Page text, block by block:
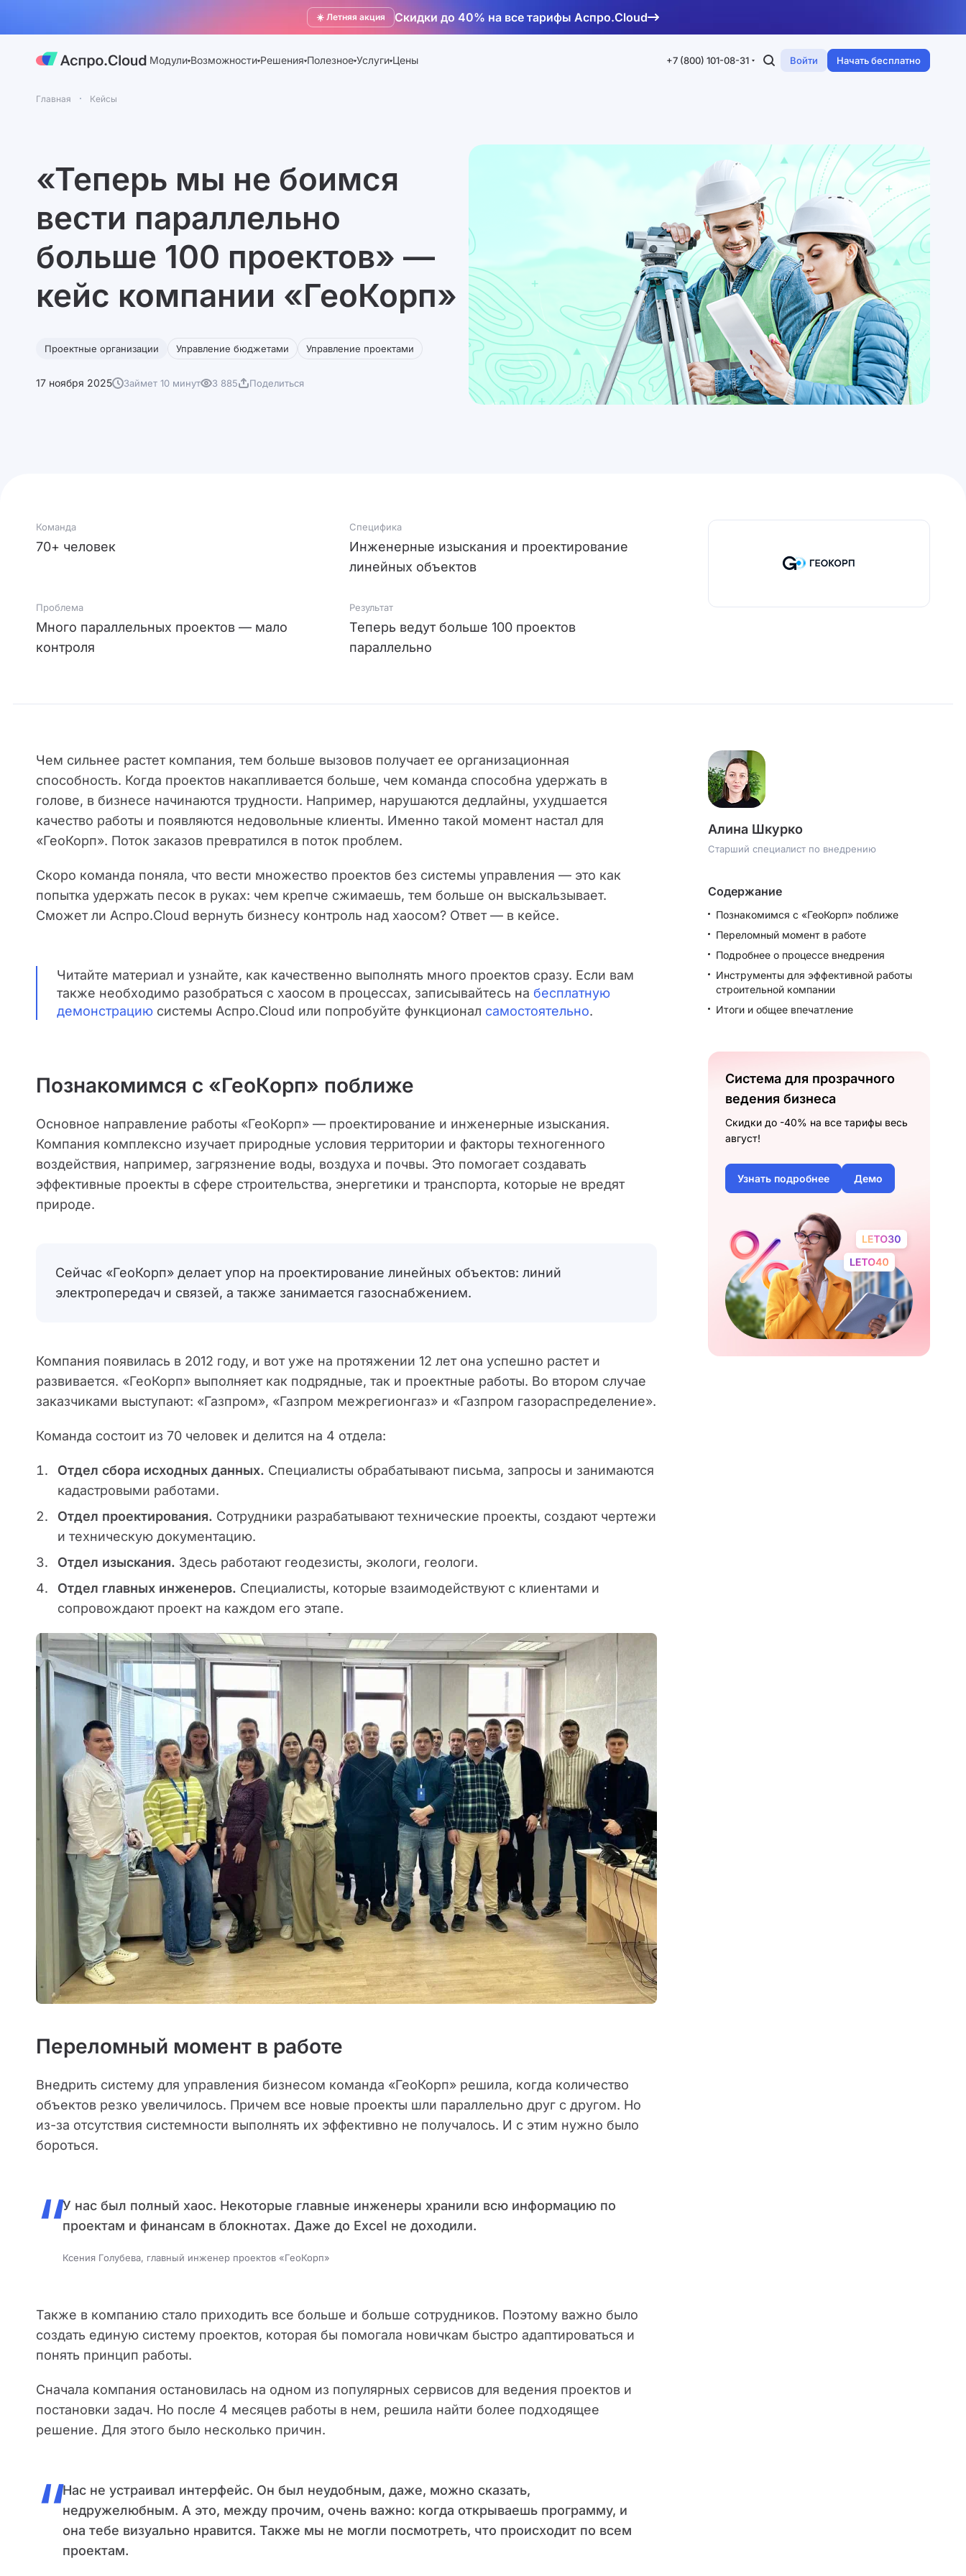
☀️ Летняя акция Скидки до 40% на все тарифы Аспро.Cloud
Модули Возможности Решения Полезное Услуги Цены +7 (800) 101-08-31 Войти Начать бесплатно
Главная Кейсы
«Теперь мы не боимся
вести параллельно
больше 100 проектов» —
кейс компании «ГеоКорп»
Проектные организации Управление бюджетами Управление проектами
17 ноября 2025 Займет 10 минут 3 885 Поделиться
Команда
70+ человек
Специфика
Инженерные изыскания и проектирование
линейных объектов
Проблема
Много параллельных проектов — мало
контроля
Результат
Теперь ведут больше 100 проектов
параллельно
Чем сильнее растет компания, тем больше вызовов получает ее организационная
способность. Когда проектов накапливается больше, чем команда способна удержать в
голове, в бизнесе начинаются трудности. Например, нарушаются дедлайны, ухудшается
качество работы и появляются недовольные клиенты. Именно такой момент настал для
«ГеоКорп». Поток заказов превратился в поток проблем.
Скоро команда поняла, что вести множество проектов без системы управления — это как
попытка удержать песок в руках: чем крепче сжимаешь, тем больше он выскальзывает.
Сможет ли Аспро.Cloud вернуть бизнесу контроль над хаосом? Ответ — в кейсе.
Читайте материал и узнайте, как качественно выполнять много проектов сразу. Если вам
также необходимо разобраться с хаосом в процессах, записывайтесь на бесплатную
демонстрациюсистемы Аспро.Cloud или попробуйте функционал самостоятельно.
Познакомимся с «ГеоКорп» поближе
Основное направление работы «ГеоКорп» — проектирование и инженерные изыскания.
Компания комплексно изучает природные условия территории и факторы техногенного
воздействия, например, загрязнение воды, воздуха и почвы. Это помогает создавать
эффективные проекты в сфере строительства, энергетики и транспорта, которые не вредят
природе.
Сейчас «ГеоКорп» делает упор на проектирование линейных объектов: линий
электропередач и связей, а также занимается газоснабжением.
Компания появилась в 2012 году, и вот уже на протяжении 12 лет она успешно растет и
развивается. «ГеоКорп» выполняет как подрядные, так и проектные работы. Во втором случае
заказчиками выступают: «Газпром», «Газпром межрегионгаз» и «Газпром газораспределение».
Команда состоит из 70 человек и делится на 4 отдела:
Отдел сбора исходных данных. Специалисты обрабатывают письма, запросы и занимаются
кадастровыми работами.
Отдел проектирования. Сотрудники разрабатывают технические проекты, создают чертежи
и техническую документацию.
Отдел изыскания. Здесь работают геодезисты, экологи, геологи.
Отдел главных инженеров. Специалисты, которые взаимодействуют с клиентами и
сопровождают проект на каждом его этапе.
Переломный момент в работе
Внедрить систему для управления бизнесом команда «ГеоКорп» решила, когда количество
объектов резко увеличилось. Причем все новые проекты шли параллельно друг с другом. Но
из-за отсутствия системности выполнять их эффективно не получалось. И с этим нужно было
бороться.
“У нас был полный хаос. Некоторые главные инженеры хранили всю информацию по
проектам и финансам в блокнотах. Даже до Excel не доходили.
Ксения Голубева, главный инженер проектов «ГеоКорп»
Также в компанию стало приходить все больше и больше сотрудников. Поэтому важно было
создать единую систему проектов, которая бы помогала новичкам быстро адаптироваться и
понять принцип работы.
Сначала компания остановилась на одном из популярных сервисов для ведения проектов и
постановки задач. Но после 4 месяцев работы в нем, решила найти более подходящее
решение. Для этого было несколько причин.
“Нас не устраивал интерфейс. Он был неудобным, даже, можно сказать,
недружелюбным. А это, между прочим, очень важно: когда открываешь программу, и
она тебе визуально нравится. Также мы не могли посмотреть, что происходит по всем
проектам.
Алина Шкурко
Старший специалист по внедрению
Содержание
Познакомимся с «ГеоКорп» поближе
Переломный момент в работе
Подробнее о процессе внедрения
Инструменты для эффективной работы
строительной компании
Итоги и общее впечатление
Система для прозрачного
ведения бизнеса
Скидки до -40% на все тарифы весь
август!
Узнать подробнее Демо